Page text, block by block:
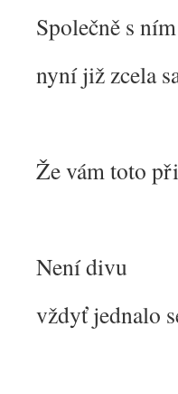
Společně s
nyní již zcela
Že vám toto
Není divu
vždyť jednalo